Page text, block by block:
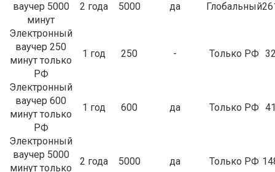
ваучер 5000
минут
2 года 5000 да Глобальный
Электронный
ваучер 250
минут только
РФ
1 год 250 - Только РФ
Электронный
ваучер 600
минут только
РФ
1 год 600 да Только РФ
Электронный
ваучер 5000
минут только
2 года 5000 да Только РФ